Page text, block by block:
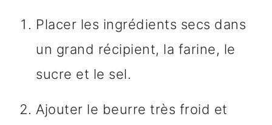
Placer les ingrédients secs dans
un grand récipient, la farine, le
sucre et le sel.
Ajouter le beurre très froid et